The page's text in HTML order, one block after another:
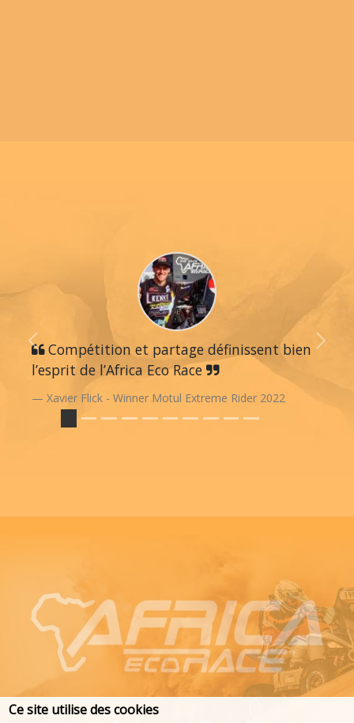
Compétition et partage définissent bien
l’esprit de l’Africa Eco Race
Xavier Flick - Winner Motul Extreme Rider 2022
Previous Next
Ce site utilise des cookies